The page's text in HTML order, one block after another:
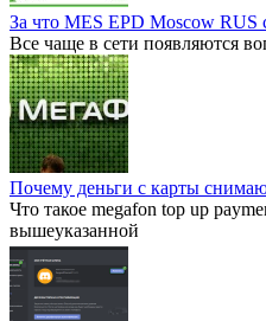
За что MES EPD Moscow RUS
Все чаще в сети появляются
Почему деньги с карты
Что такое megafon top up
вышеуказанной